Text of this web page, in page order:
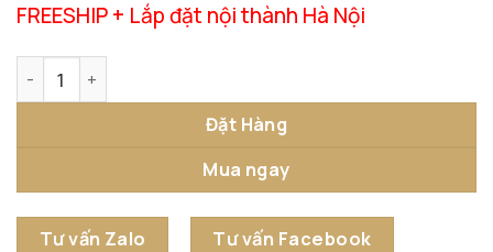
FREESHIP + Lắp đặt nội thành Hà Nội
Đặt Hàng
Mua ngay
Tư vấn Zalo Tư vấn Facebook